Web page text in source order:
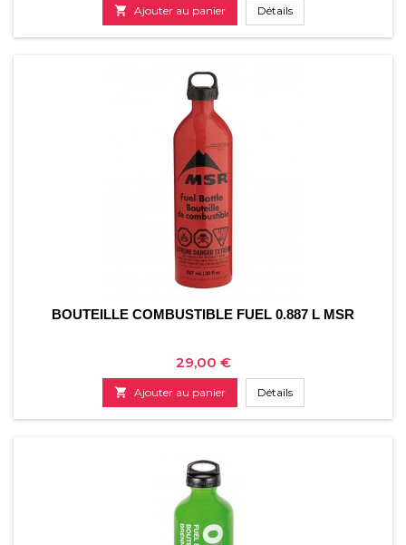
 Ajouter au panier Détails
BOUTEILLE COMBUSTIBLE FUEL 0.887 L MSR
Prix
29,00 €
 Ajouter au panier Détails